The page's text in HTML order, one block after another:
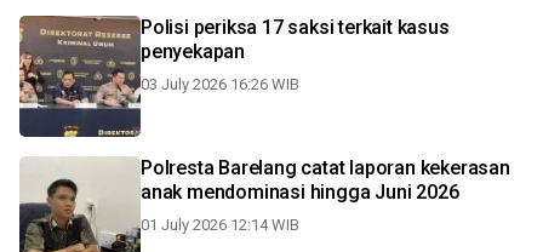
Polisi periksa 17 saksi terkait kasus
penyekapan
03 July 2026 16:26 WIB
Polresta Barelang catat laporan kekerasan
anak mendominasi hingga Juni 2026
01 July 2026 12:14 WIB